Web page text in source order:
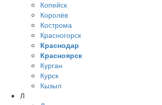
Копейск
Королёв
Кострома
Красногорск
Краснодар
Красноярск
Курган
Курск
Кызыл
Л